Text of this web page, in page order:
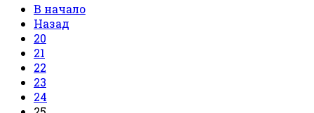
В начало
Назад
20
21
22
23
24